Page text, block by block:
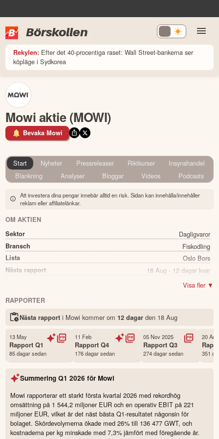
Börskollen
Rekylen: Efter det 40-procentiga raset: Wall Street-bankerna ser
köpläge i Sydkorea
Mowi aktie (MOWI)
Bevaka Mowi
Start Nyheter Pressreleaser Riktkurser
Insynshandel
Blankning
Analyser Bloggar Videos Podcasts
Att investera dina pengar innebär alltid en risk. Sidan kan innehålla/innehåller
reklam eller affiliatelänkar.
OM AKTIEN
Sektor
Dagligvaror
Bransch Fiskodling
Lista Oslo Bors
Nästa rapport 18 Aug - 12 dagar kvar
Ja
Namn
MOWI
Status Noterad
Land Norge
Antal ägare Avanza
Antal ägare Nordnet
Källa:Börsdata
Visa fler ▼
RAPPORTER
Nästa rapport i Mowi kommer om 12 dagarden 18 Aug
13 May
RapportQ1
85 dagar sedan
11 Feb
RapportQ4
176 dagar sedan
05 Nov 2025
RapportQ3
274 dagar sedan
20
351
Summering Q1 2026 för Mowi
Mowi rapporterar ett starkt första kvartal 2026 med rekordhög
omsättning på 1 544,2 miljoner EUR och en operativ EBIT på 221
miljoner EUR, vilket är det näst bästa Q1-resultatet någonsin för
bolaget. Skördevolymerna ökade med 26% till 136 477 GWT, och
kostnaderna per kg minskade med 7,3% jämfört med föregående år.